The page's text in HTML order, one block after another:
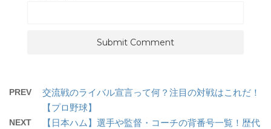
PREV
交流戦のライバル宣言って何？注目の対戦はこれだ！
【プロ野球】
NEXT
【日本ハム】選手や監督・コーチの背番号一覧！歴代